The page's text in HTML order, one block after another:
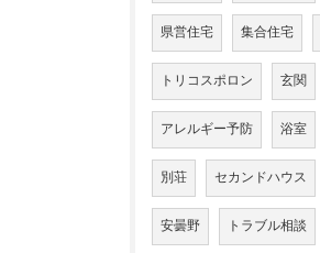
県営住宅 集合住宅
トリコスポロン 玄関
アレルギー予防 浴室
別荘 セカンドハウス
安曇野 トラブル相談